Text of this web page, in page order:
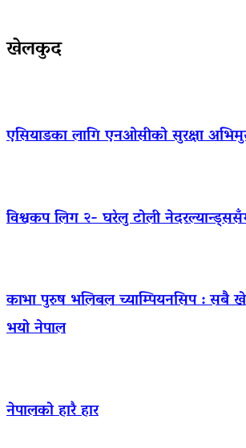
खेलकुद
एसियाडका लागि एनओसीको सुरक्षा
विश्वकप लिग २- घरेलु टोली
काभा पुरुष भलिबल च्याम्पियनसिप : सबै
भयो नेपाल
नेपालको हारै हार